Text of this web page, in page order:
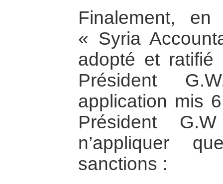
Finalement,
« Syria
adopté et
Président
application mis
Président
n’appliquer
sanctions :